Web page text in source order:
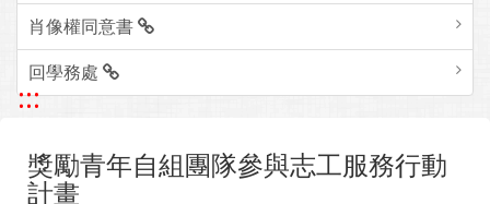
肖像權同意書
回學務處
:::
獎勵青年自組團隊參與志工服務行動
計畫